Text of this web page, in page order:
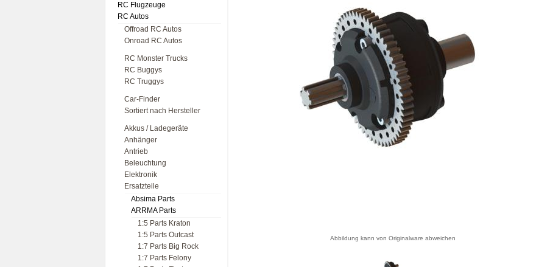
RC Flugzeuge
RC Autos
Offroad RC Autos
Onroad RC Autos
RC Monster Trucks
RC Buggys
RC Truggys
Car-Finder
Sortiert nach Hersteller
Akkus / Ladegeräte
Anhänger
Antrieb
Beleuchtung
Elektronik
Ersatzteile
Absima Parts
ARRMA Parts
1:5 Parts Kraton
1:5 Parts Outcast
1:7 Parts Big Rock
1:7 Parts Felony
Abbildung kann von Originalware abweichen